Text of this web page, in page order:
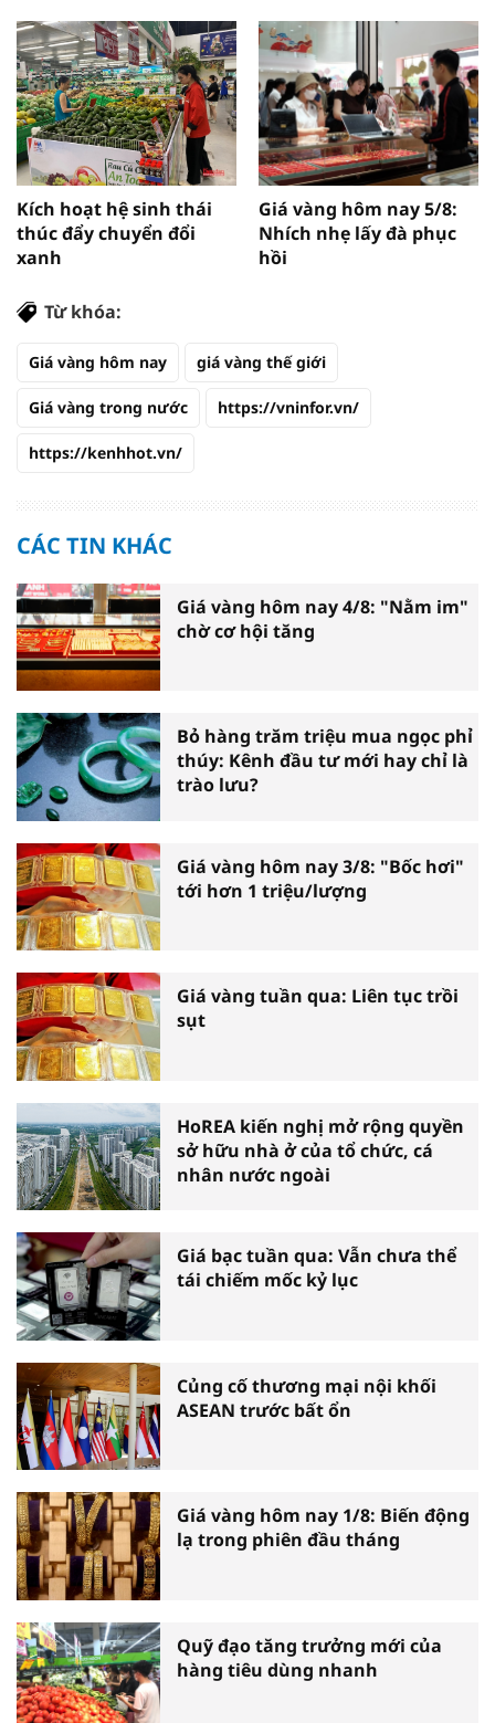
Kích hoạt hệ sinh thái
thúc đẩy chuyển đổi
xanh
Giá vàng hôm nay 5/8:
Nhích nhẹ lấy đà phục
hồi
Từ khóa:
Giá vàng hôm nay giá vàng thế giới
Giá vàng trong nước https://vninfor.vn/
https://kenhhot.vn/
CÁC TIN KHÁC
Giá vàng hôm nay 4/8: "Nằm im"
chờ cơ hội tăng
Bỏ hàng trăm triệu mua ngọc phỉ
thúy: Kênh đầu tư mới hay chỉ là
trào lưu?
Giá vàng hôm nay 3/8: "Bốc hơi"
tới hơn 1 triệu/lượng
Giá vàng tuần qua: Liên tục trồi
sụt
HoREA kiến nghị mở rộng quyền
sở hữu nhà ở của tổ chức, cá
nhân nước ngoài
Giá bạc tuần qua: Vẫn chưa thể
tái chiếm mốc kỷ lục
Củng cố thương mại nội khối
ASEAN trước bất ổn
Giá vàng hôm nay 1/8: Biến động
lạ trong phiên đầu tháng
Quỹ đạo tăng trưởng mới của
hàng tiêu dùng nhanh